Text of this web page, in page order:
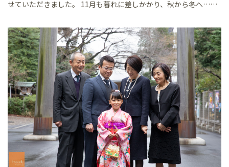
せていただきました。 11月も暮れに差しかかり、秋から冬へ……